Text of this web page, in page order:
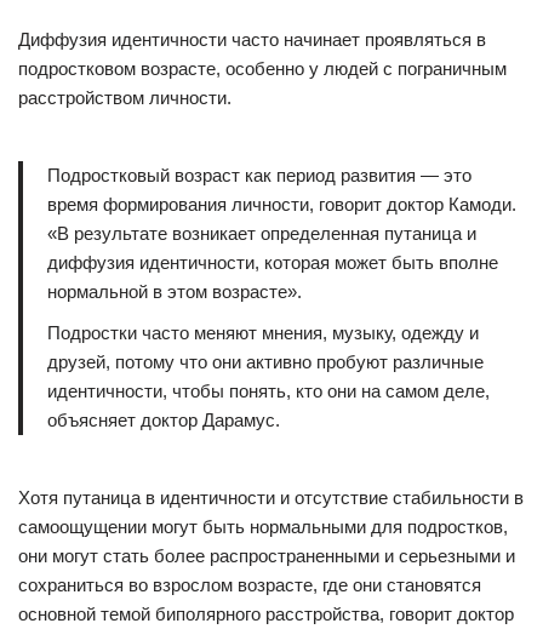
Диффузия идентичности часто начинает проявляться в
подростковом возрасте, особенно у людей с пограничным
расстройством личности.
Подростковый возраст как период развития — это
время формирования личности, говорит доктор Камоди.
«В результате возникает определенная путаница и
диффузия идентичности, которая может быть вполне
нормальной в этом возрасте».
Подростки часто меняют мнения, музыку, одежду и
друзей, потому что они активно пробуют различные
идентичности, чтобы понять, кто они на самом деле,
объясняет доктор Дарамус.
Хотя путаница в идентичности и отсутствие стабильности в
самоощущении могут быть нормальными для подростков,
они могут стать более распространенными и серьезными и
сохраниться во взрослом возрасте, где они становятся
основной темой биполярного расстройства, говорит доктор